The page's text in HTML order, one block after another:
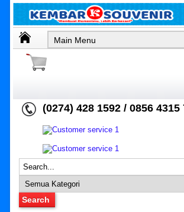
(0274) 428 1592 / 0856 4315